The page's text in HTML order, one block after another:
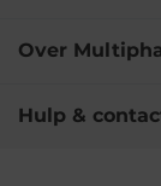
Over
Hulp &